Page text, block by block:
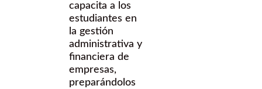
capacita a los
estudiantes en
la gestión
administrativa y
financiera de
empresas,
preparándolos